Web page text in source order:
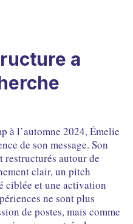
a
à l’automne 2024, Émelie
de son message. Son
autour de
clair, un pitch
ciblée et une activation
ne sont plus
de postes, mais comme